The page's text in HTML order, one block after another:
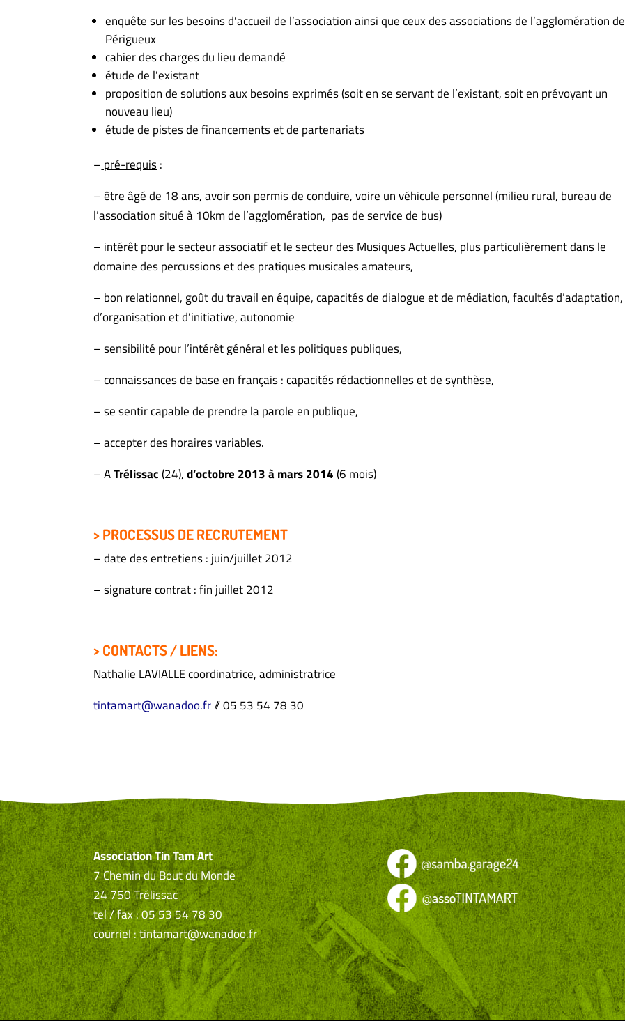
enquête sur les besoins d’accueil de l’association ainsi que ceux des associations de l’agglomération de
Périgueux
cahier des charges du lieu demandé
étude de l’existant
proposition de solutions aux besoins exprimés (soit en se servant de l’existant, soit en prévoyant un
nouveau lieu)
étude de pistes de financements et de partenariats
– pré-requis:
– être âgé de 18 ans, avoir son permis de conduire, voire un véhicule personnel (milieu rural, bureau de
l’association situé à 10km de l’agglomération, pas de service de bus)
– intérêt pour le secteur associatif et le secteur des Musiques Actuelles, plus particulièrement dans le
domaine des percussions et des pratiques musicales amateurs,
– bon relationnel, goût du travail en équipe, capacités de dialogue et de médiation, facultés d’adaptation,
d’organisation et d’initiative, autonomie
– sensibilité pour l’intérêt général et les politiques publiques,
– connaissances de base en français : capacités rédactionnelles et de synthèse,
– se sentir capable de prendre la parole en publique,
– accepter des horaires variables.
– ATrélissac(24),d’octobre 2013 à mars 2014(6 mois)
> PROCESSUS DE RECRUTEMENT
– date des entretiens : juin/juillet 2012
– signature contrat : fin juillet 2012
> CONTACTS / LIENS:
Nathalie LAVIALLE coordinatrice, administratrice
tintamart@wanadoo.fr// 05 53 54 78 30
Association Tin Tam Art
7 Chemin du Bout du Monde
24 750 Trélissac
tel / fax : 05 53 54 78 30
courriel : tintamart@wanadoo.fr